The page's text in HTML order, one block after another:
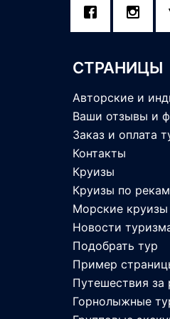
СТРАНИЦЫ
Авторские и
Ваши отзывы и
Заказ и оплата
Контакты
Круизы
Круизы по
Морские круизы
Новости
Подобрать тур
Пример
Путешествия за
Горнолыжные